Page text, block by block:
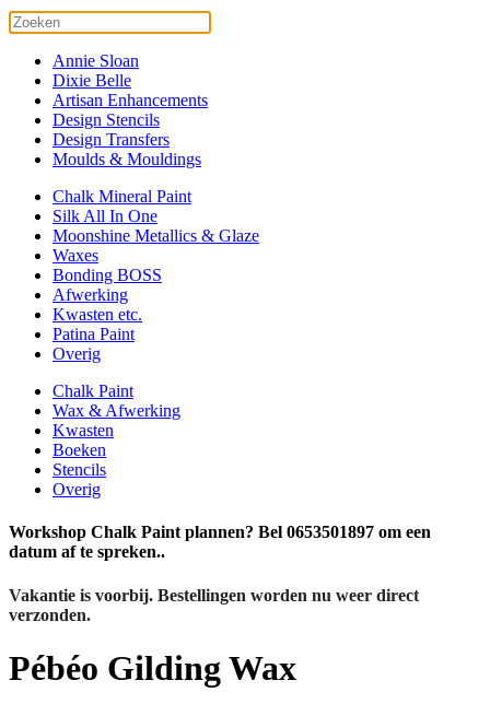
Annie Sloan
Dixie Belle
Artisan Enhancements
Design Stencils
Design Transfers
Moulds & Mouldings
Chalk Mineral Paint
Silk All In One
Moonshine Metallics & Glaze
Waxes
Bonding BOSS
Afwerking
Kwasten etc.
Patina Paint
Overig
Chalk Paint
Wax & Afwerking
Kwasten
Boeken
Stencils
Overig
Workshop Chalk Paint plannen? Bel 0653501897 om een
datum af te spreken..
Vakantie is voorbij. Bestellingen worden nu weer direct
verzonden.
Pébéo Gilding Wax